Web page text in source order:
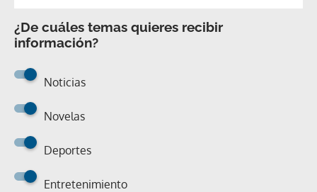
¿De cuáles temas quieres recibir
información?
Noticias
Novelas
Deportes
Entretenimiento